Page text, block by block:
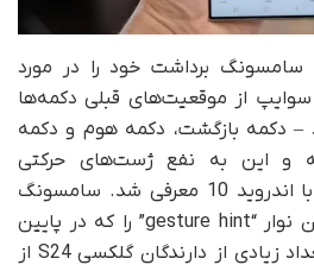
سری گلکسی اس 24، سامسونگ برداشت خود را در مورد
از موقعیت‌های قبلی دکمه‌ها
– دکمه بازگشت، دکمه هوم و دکمه
و این به نفع ژست‌های حرکتی
استاندارد گوگل است که با اندروید 10 معرفی شد. سامسونگ
همچنین گزینه پنهان کردن نوار “gesture hint” را که در پایین
صفحه است حذف کرد. تعداد زیادی از دارندگان گلکسی S24 از